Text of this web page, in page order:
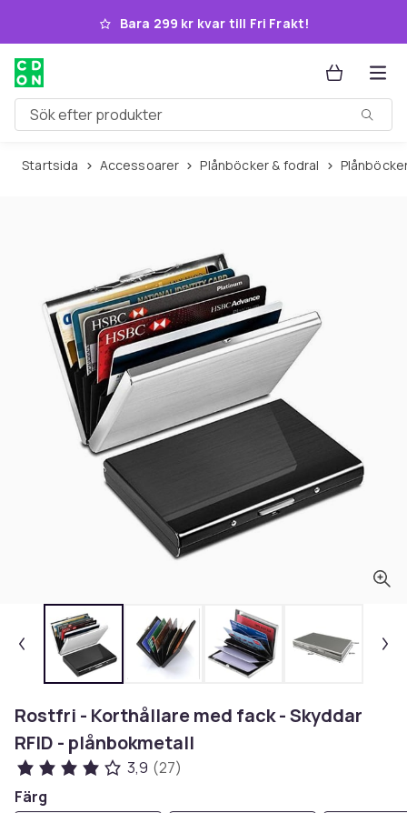
Hoppa till huvudinnehållet
Bara 299 kr kvar till Fri Frakt!
Sök efter produkter
Startsida Accessoarer Plånböcker & fodral
Rostfri - Korthållare med fack - Skyddar
RFID - plånbokmetall
3,9 (27)
Färg